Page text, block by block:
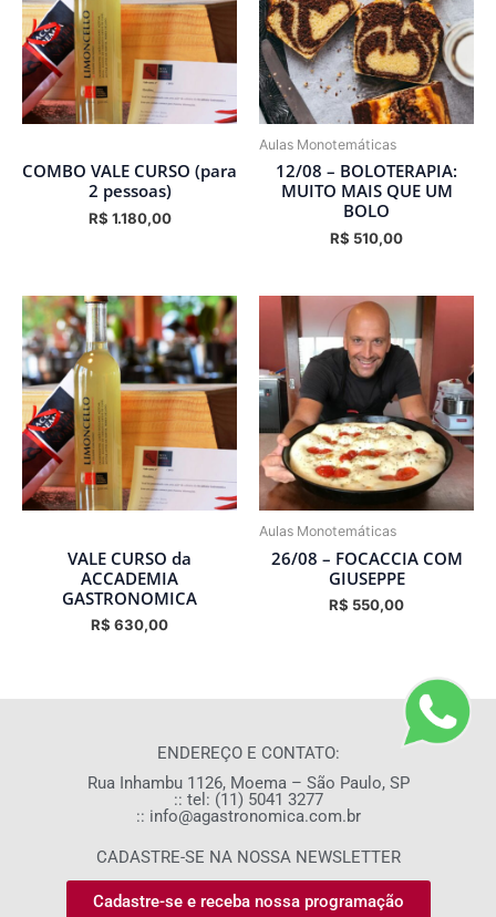
COMBO VALE CURSO (para
2 pessoas)
R$ 1.180,00
Aulas Monotemáticas
12/08 – BOLOTERAPIA:
MUITO MAIS QUE UM
BOLO
R$ 510,00
VALE CURSO da
ACCADEMIA
GASTRONOMICA
R$ 630,00
Aulas Monotemáticas
26/08 – FOCACCIA COM
GIUSEPPE
R$ 550,00
ENDEREÇO E CONTATO:
Rua Inhambu 1126, Moema – São Paulo, SP
:: tel: (11) 5041 3277
:: info@agastronomica.com.br
CADASTRE-SE NA NOSSA NEWSLETTER
Cadastre-se e receba nossa programação